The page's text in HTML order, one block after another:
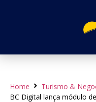
Home
Turismo &
BC Digital lança módulo